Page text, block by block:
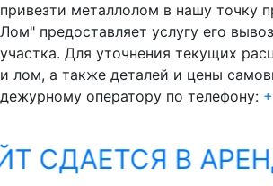
привезти металлолом в нашу точку
Лом" предоставляет услугу его
участка. Для уточнения текущих
и лом, а также деталей и цены
дежурному оператору по телефону:
СДАЕТСЯ В